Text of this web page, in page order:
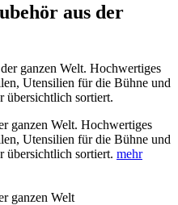
aus der
ganzen Welt. Hochwertiges
Utensilien für die Bühne und
übersichtlich sortiert.
ganzen Welt. Hochwertiges
Utensilien für die Bühne und
übersichtlich sortiert. mehr
ganzen Welt